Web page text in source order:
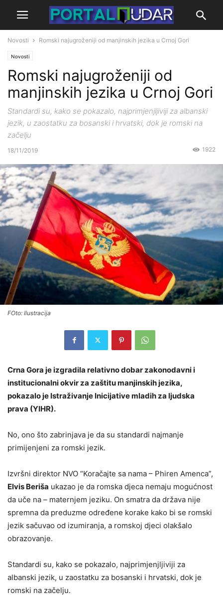
Novosti Romski najugroženiji od manjinskih jezika u Crnoj Gori
Novosti
Romski najugroženiji od
manjinskih jezika u Crnoj Gori
Standardi su, kako se pokazalo, najprimjenjljiviji za albanski
jezik, u zaostatku za bosanski i hrvatski, dok je romski na
začelju
18/11/2019 1922
FOto: Ilustracija
Crna Gora je izgradila relativno dobar zakonodavni i
institucionalni okvir za zaštitu manjinskih jezika,
pokazalo je Istraživanje Inicijative mladih za ljudska
prava (YIHR).
No, ono što zabrinjava je da su standardi najmanje
primijenjeni za romski jezik.
Izvršni direktor NVO “Koračajte sa nama – Phiren Amenca”,
Elvis Beriša ukazao je da romska djeca nemaju mogućnost
da uče na – maternjem jeziku. On smatra da država nije
spremna da preduzme određene korake kako bi se romski
jezik sačuvao od izumiranja, a romskoj djeci olakšalo
obrazovanje.
Standardi su, kako se pokazalo, najprimjenjljiviji za
albanski jezik, u zaostatku za bosanski i hrvatski, dok je
romski na začelju.